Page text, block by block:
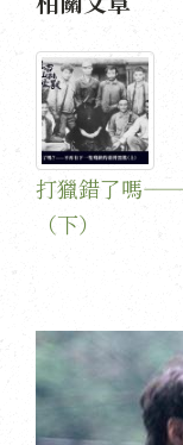
打獵錯了嗎——
（下）